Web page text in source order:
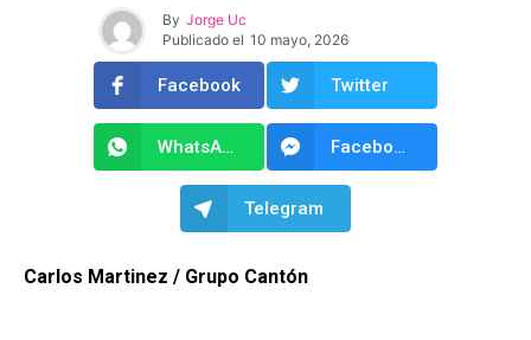
By Jorge Uc
Publicado el 10 mayo, 2026
Facebook Twitter
WhatsApp Facebook Messenger
Telegram
Carlos Martinez / Grupo Cantón